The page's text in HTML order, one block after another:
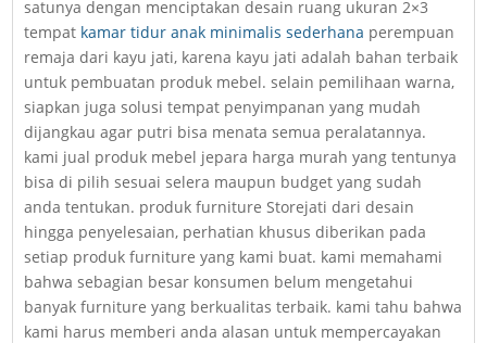
satunya dengan menciptakan desain ruang ukuran 2×3
tempat kamar tidur anak minimalis sederhana perempuan
remaja dari kayu jati, karena kayu jati adalah bahan terbaik
untuk pembuatan produk mebel. selain pemilihaan warna,
siapkan juga solusi tempat penyimpanan yang mudah
dijangkau agar putri bisa menata semua peralatannya.
kami jual produk mebel jepara harga murah yang tentunya
bisa di pilih sesuai selera maupun budget yang sudah
anda tentukan. produk furniture Storejati dari desain
hingga penyelesaian, perhatian khusus diberikan pada
setiap produk furniture yang kami buat. kami memahami
bahwa sebagian besar konsumen belum mengetahui
banyak furniture yang berkualitas terbaik. kami tahu bahwa
kami harus memberi anda alasan untuk mempercayakan